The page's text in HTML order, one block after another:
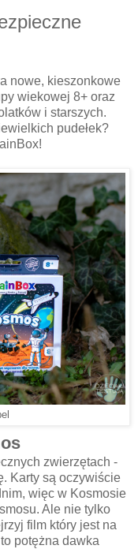
nowe, kieszonkowe
wiekowej 8+ oraz
i starszych.
pudełek?
zwierzętach -
Karty są oczywiście
więc w Kosmosie
Ale nie tylko
film który jest na
potężna dawka